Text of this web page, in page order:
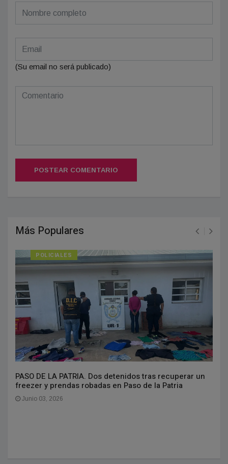
(Su email no será publicado)
POSTEAR COMENTARIO
Más Populares
POLICIALES
PASO DE LA PATRIA. Dos detenidos tras recuperar un
freezer y prendas robadas en Paso de la Patria
Junio 03, 2026